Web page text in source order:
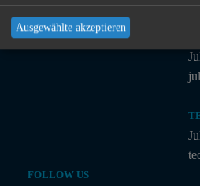
FOLLOW US
Ausgewählte akzeptieren